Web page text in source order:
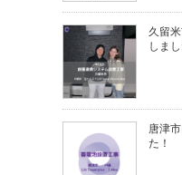
久留
しまし
唐津
た！